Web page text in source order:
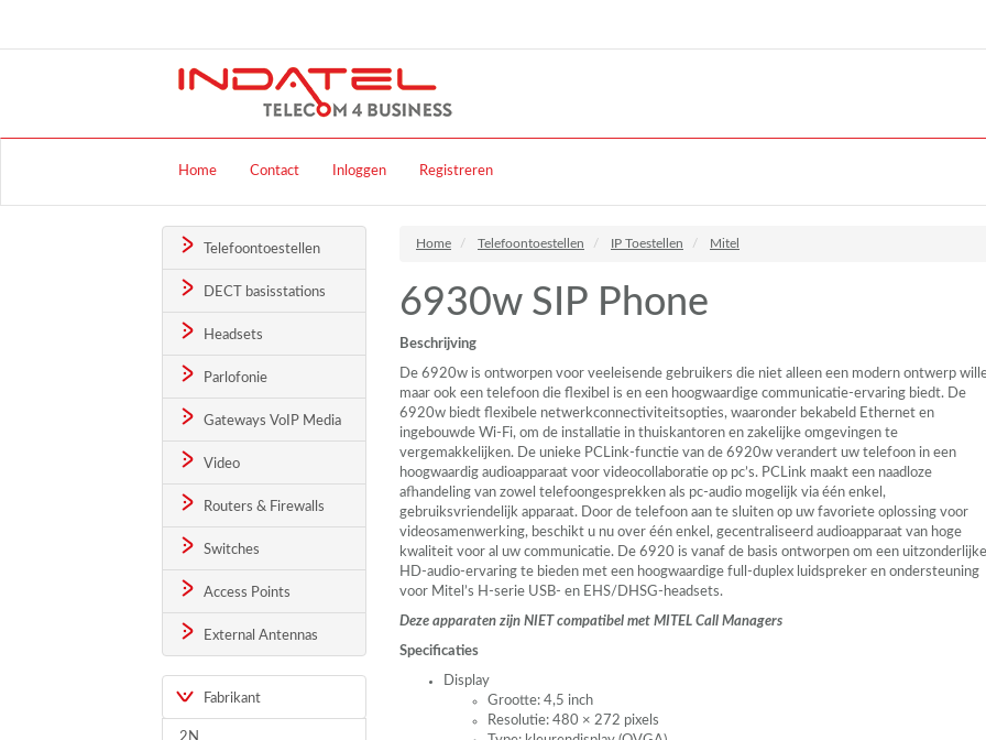
Home Contact Inloggen Registreren
Telefoontoestellen
DECT basisstations
Headsets
Parlofonie
Gateways VoIP Media
Video
Routers & Firewalls
Switches
Access Points
External Antennas
Fabrikant
Home Telefoontoestellen IP Toestellen Mitel
6930w SIP Phone
Beschrijving
De 6920w is ontworpen voor veeleisende gebruikers die niet alleen een modern ontwerp
maar ook een telefoon die flexibel is en een hoogwaardige communicatie-ervaring biedt. De
6920w biedt flexibele netwerkconnectiviteitsopties, waaronder bekabeld Ethernet en
ingebouwde Wi-Fi, om de installatie in thuiskantoren en zakelijke omgevingen te
vergemakkelijken. De unieke PCLink-functie van de 6920w verandert uw telefoon in een
hoogwaardig audioapparaat voor videocollaboratie op pc’s. PCLink maakt een naadloze
afhandeling van zowel telefoongesprekken als pc-audio mogelijk via één enkel,
gebruiksvriendelijk apparaat. Door de telefoon aan te sluiten op uw favoriete oplossing voor
videosamenwerking, beschikt u nu over één enkel, gecentraliseerd audioapparaat van hoge
kwaliteit voor al uw communicatie. De 6920 is vanaf de basis ontworpen om een uitzonderlijke
HD-audio-ervaring te bieden met een hoogwaardige full-duplex luidspreker en ondersteuning
voor Mitel’s H-serie USB- en EHS/DHSG-headsets.
Deze apparaten zijn NIET compatibel met MITEL Call Managers
Specificaties
Display
Grootte: 4,5 inch
Resolutie: 480 × 272 pixels